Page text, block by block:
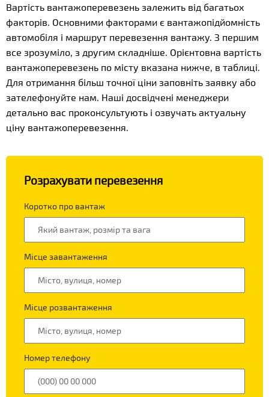
Вартість вантажоперевезень залежить від багатьох
факторів. Основними факторами є вантажопідйомність
автомобіля і маршрут перевезення вантажу. З першим
все зрозуміло, з другим складніше. Орієнтовна вартість
вантажоперевезень по місту вказана нижче, в таблиці.
Для отримання більш точної ціни заповніть заявку або
зателефонуйте нам. Наші досвідчені менеджери
детально вас проконсультують і озвучать актуальну
ціну вантажоперевезення.
Розрахувати перевезення
Коротко про вантаж
Місце завантаження
Місце розвантаження
Номер телефону